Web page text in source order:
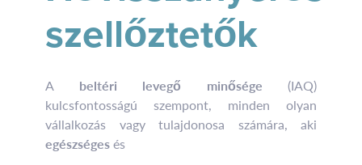
szellőztetők
A beltéri levegő minősége (IAQ)
kulcsfontosságú szempont, minden olyan
vállalkozás vagy tulajdonosa számára, aki
egészségesés